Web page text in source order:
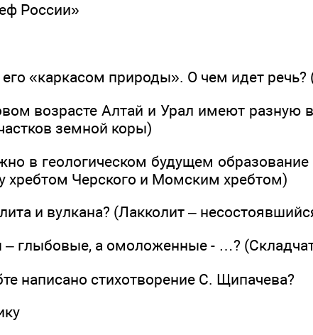
России»
«каркасом природы». О чем идет речь?
возрасте Алтай и Урал имеют разную
земной коры)
в геологическом будущем образование
хребтом Черского и Момским хребтом)
и вулкана? (Лакколит –
глыбовые, а омоложенные - …?
написано стихотворение С. Щипачева?